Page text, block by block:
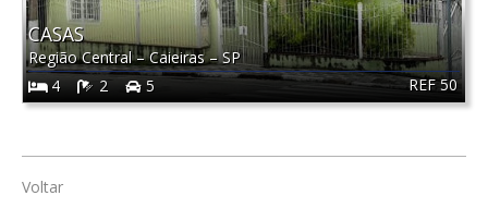
REF 50
CASAS
Região Central–Caieiras–SP
4
2 5
Voltar